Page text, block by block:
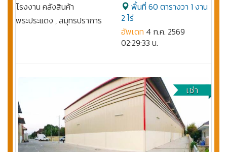
โรงงาน คลังสินค้า
พระประแดง , สมุทรปราการ
พื้นที่ 60 ตารางวา 1 งาน
2 ไร่
อัพเดท 4 ก.ค. 2569
02:29:33 น.
เช่า